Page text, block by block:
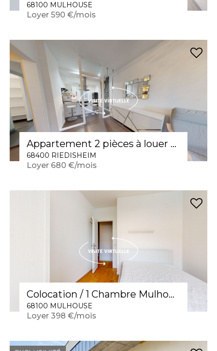
68100 MULHOUSE
Loyer 590 €/mois
Appartement 2 pièces à louer à Riedisheim - Calme et Confort en rdc avec espaces verts
68400 RIEDISHEIM
Loyer 680 €/mois
Colocation / 1 Chambre Mulhouse 13 m2 "Enjoy Nature"
68100 MULHOUSE
Loyer 398 €/mois